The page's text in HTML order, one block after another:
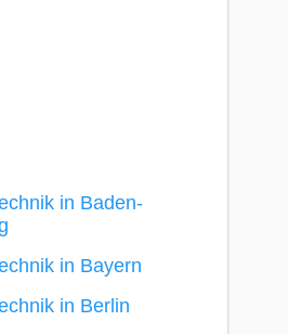
in Baden-
in Bayern
in Berlin